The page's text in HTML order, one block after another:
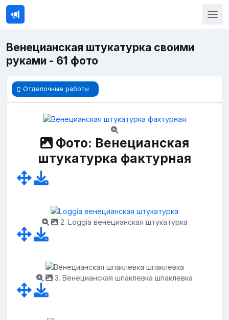
Венецианская штукатурка своими
руками - 61 фото
Отделочные работы
Фото: Венецианская
штукатурка фактурная
2. Loggia венецианская штукатурка
3. Венецианская шпаклевка шпаклевка